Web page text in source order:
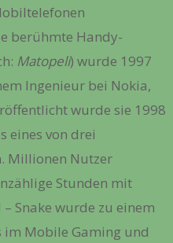
berühmte Handy-
Matopeli) wurde 1997
Ingenieur bei Nokia,
wurde sie 1998
eines von drei
Millionen Nutzer
Stunden mit
Snake wurde zu einem
im Mobile Gaming und